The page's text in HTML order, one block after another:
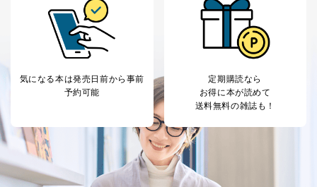
気になる本は発売日前から事前
予約可能
定期購読なら
お得に本が読めて
送料無料の雑誌も！